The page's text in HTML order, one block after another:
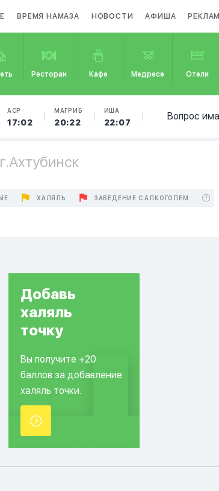
ВРЕМЯ НАМАЗА НОВОСТИ АФИША
Ресторан Кафе Медресе Отели
АСР
17:02
МАГРИБ
20:22
ИША
22:07
Вопрос
ХАЛЯЛЬ ЗАВЕДЕНИЕ С АЛКОГОЛЕМ
Добавь
халяль
точку
Вы получите +20
баллов за добавление
халяль точки.